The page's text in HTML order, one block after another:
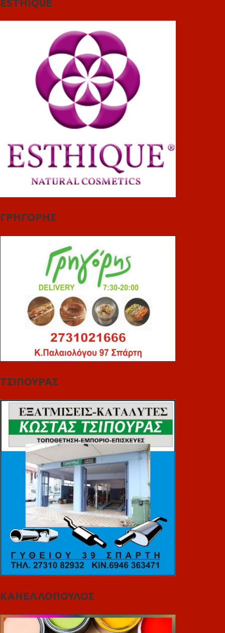
ESTHIQUE
ΓΡΗΓΟΡΗΣ
ΤΣΙΠΟΥΡΑΣ
ΚΑΝΕΛΛΟΠΟΥΛΟΣ